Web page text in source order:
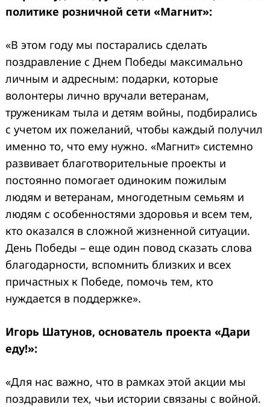
политике розничной сети «Магнит»:
«В этом году мы постарались сделать
поздравление с Днем Победы максимально
личным и адресным: подарки, которые
волонтеры лично вручали ветеранам,
труженикам тыла и детям войны, подбирались
с учетом их пожеланий, чтобы каждый получил
именно то, что ему нужно. «Магнит» системно
развивает благотворительные проекты и
постоянно помогает одиноким пожилым
людям и ветеранам, многодетным семьям и
людям с особенностями здоровья и всем тем,
кто оказался в сложной жизненной ситуации.
День Победы – еще один повод сказать слова
благодарности, вспомнить близких и всех
причастных к Победе, помочь тем, кто
нуждается в поддержке».
Игорь Шатунов, основатель проекта «Дари
еду!»:
«Для нас важно, что в рамках этой акции мы
поздравили тех, чьи истории связаны с войной.